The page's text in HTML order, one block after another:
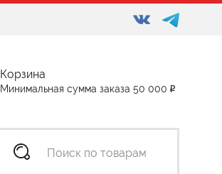
Корзина
Минимальная сумма заказа 50 000